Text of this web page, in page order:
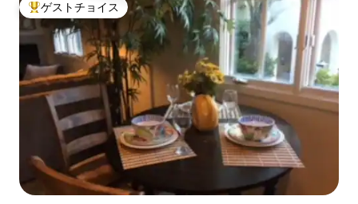
大好評のゲストチョイスです。
ゲストチョイス